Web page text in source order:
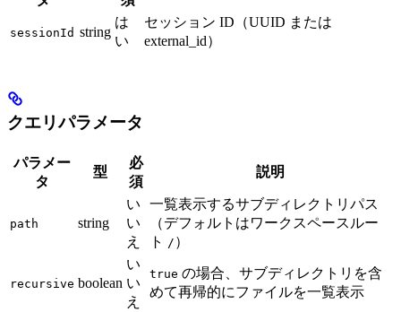
sessionId string
は
い
セッション ID（UUID または
external_id）
クエリパラメータ
パラメー
タ
型
必
須
説明
path string
い
い
え
一覧表示するサブディレクトリパス
（デフォルトはワークスペースルー
ト
/ ）
recursive boolean
い
い
え
true の場合、サブディレクトリを含
めて再帰的にファイルを一覧表示